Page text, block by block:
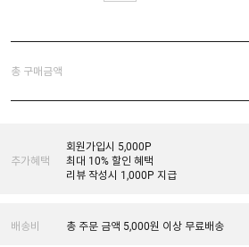
총 구매금액
추가혜택
회원가입시 5,000P
최대 10% 할인 혜택
리뷰 작성시 1,000P 지급
배송비 총 주문 금액 5,000원 이상 무료배송